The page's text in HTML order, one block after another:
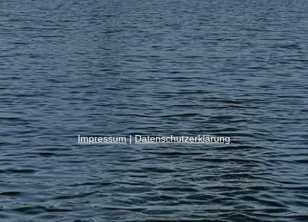
Impressum|Datenschutzerklärung